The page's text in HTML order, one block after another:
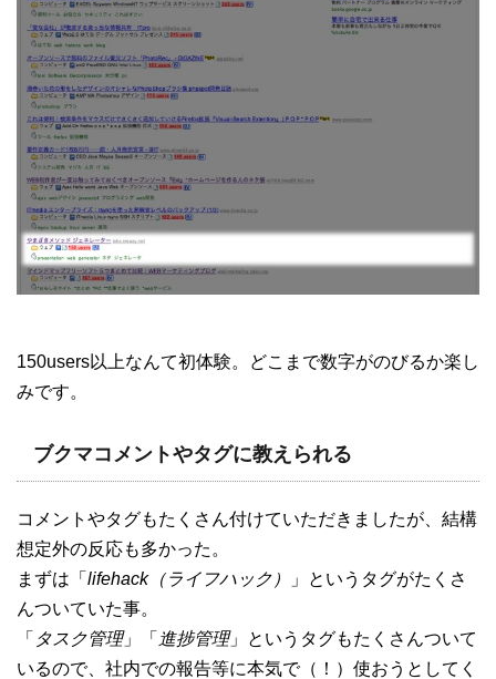
150users以上なんて初体験。どこまで数字がのびるか楽し
みです。
ブクマコメントやタグに教えられる
コメントやタグもたくさん付けていただきましたが、結構
想定外の反応も多かった。
まずは「 lifehack（ライフハック）
」というタグがたくさ
んついていた事。
「 タスク管理」「 進捗管理」というタグもたくさんついて
いるので、社内での報告等に本気で（！）使おうとしてく